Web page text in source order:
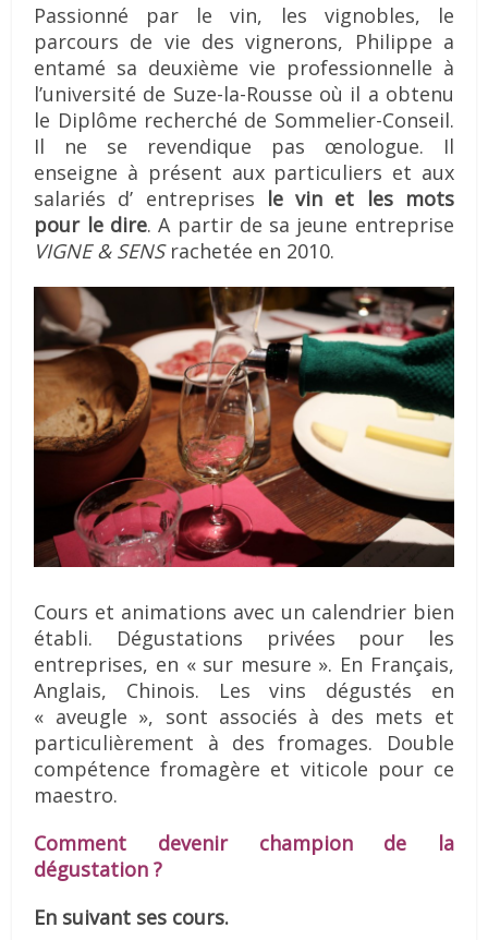
Passionné par le vin, les vignobles, le
parcours de vie des vignerons, Philippe a
entamé sa deuxième vie professionnelle à
l’université de Suze-la-Rousse où il a obtenu
le Diplôme recherché de Sommelier-Conseil.
Il ne se revendique pas œnologue. Il
enseigne à présent aux particuliers et aux
salariés d’ entreprises le vin et les mots
pour le dire. A partir de sa jeune entreprise
VIGNE & SENSrachetée en 2010.
Cours et animations avec un calendrier bien
établi. Dégustations privées pour les
entreprises, en « sur mesure ». En Français,
Anglais, Chinois. Les vins dégustés en
« aveugle », sont associés à des mets et
particulièrement à des fromages. Double
compétence fromagère et viticole pour ce
maestro.
Comment devenir champion de la
dégustation ?
En suivant ses cours.